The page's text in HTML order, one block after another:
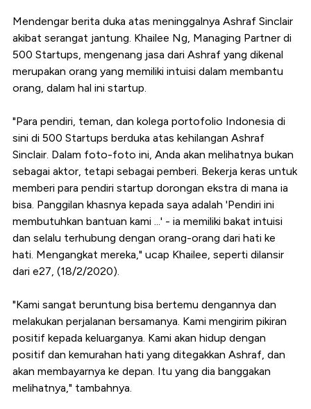
Mendengar berita duka atas meninggalnya Ashraf Sinclair
akibat serangat jantung. Khailee Ng, Managing Partner di
500 Startups, mengenang jasa dari Ashraf yang dikenal
merupakan orang yang memiliki intuisi dalam membantu
orang, dalam hal ini startup.
"Para pendiri, teman, dan kolega portofolio Indonesia di
sini di 500 Startups berduka atas kehilangan Ashraf
Sinclair. Dalam foto-foto ini, Anda akan melihatnya bukan
sebagai aktor, tetapi sebagai pemberi. Bekerja keras untuk
memberi para pendiri startup dorongan ekstra di mana ia
bisa. Panggilan khasnya kepada saya adalah 'Pendiri ini
membutuhkan bantuan kami ...' - ia memiliki bakat intuisi
dan selalu terhubung dengan orang-orang dari hati ke
hati. Mengangkat mereka," ucap Khailee, seperti dilansir
dari e27, (18/2/2020).
"Kami sangat beruntung bisa bertemu dengannya dan
melakukan perjalanan bersamanya. Kami mengirim pikiran
positif kepada keluarganya. Kami akan hidup dengan
positif dan kemurahan hati yang ditegakkan Ashraf, dan
akan membayarnya ke depan. Itu yang dia banggakan
melihatnya," tambahnya.